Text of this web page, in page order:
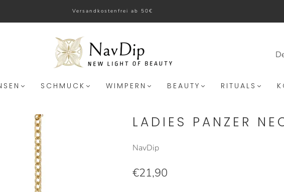
Versandkostenfrei ab 50€
SCHMUCK WIMPERN BEAUTY RITUALS
LADIES PANZER
NavDip
€21,90